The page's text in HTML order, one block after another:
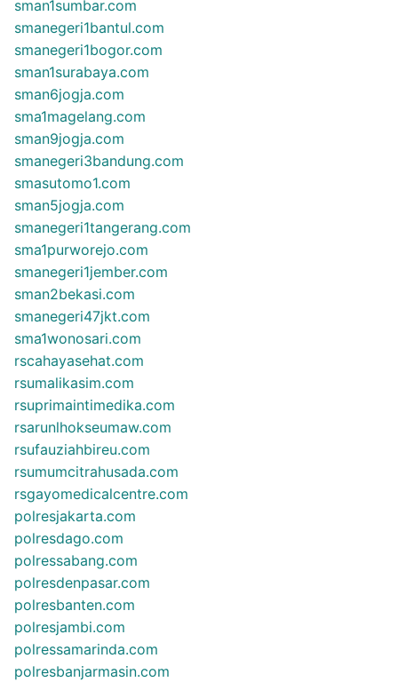
sman1sumbar.com
smanegeri1bantul.com
smanegeri1bogor.com
sman1surabaya.com
sman6jogja.com
sma1magelang.com
sman9jogja.com
smanegeri3bandung.com
smasutomo1.com
sman5jogja.com
smanegeri1tangerang.com
sma1purworejo.com
smanegeri1jember.com
sman2bekasi.com
smanegeri47jkt.com
sma1wonosari.com
rscahayasehat.com
rsumalikasim.com
rsuprimaintimedika.com
rsarunlhokseumaw.com
rsufauziahbireu.com
rsumumcitrahusada.com
rsgayomedicalcentre.com
polresjakarta.com
polresdago.com
polressabang.com
polresdenpasar.com
polresbanten.com
polresjambi.com
polressamarinda.com
polresbanjarmasin.com